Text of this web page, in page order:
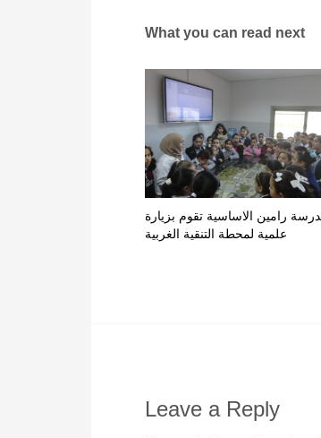
What you can read next
رامين الاساسية تقوم بزيارة
علمية لمحطة التنقية الغربية
Leave a Reply